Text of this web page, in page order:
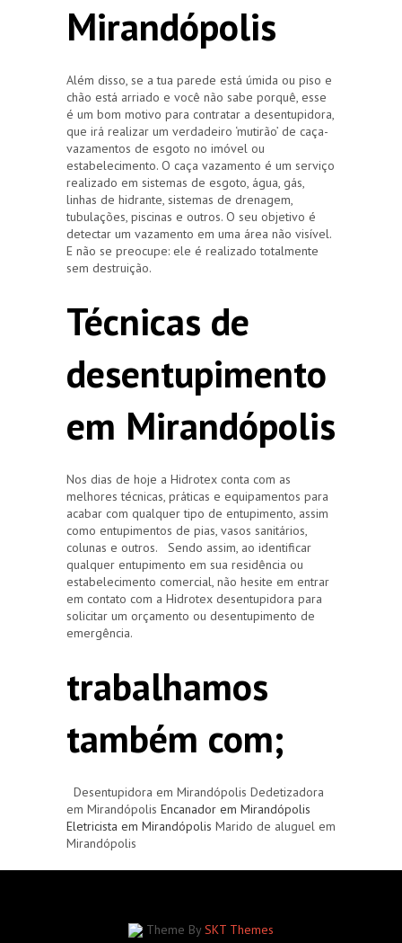
Mirandópolis
Além disso, se a tua parede está úmida ou piso e
chão está arriado e você não sabe porquê, esse
é um bom motivo para contratar a desentupidora,
que irá realizar um verdadeiro ‘mutirão’ de caça-
vazamentos de esgoto no imóvel ou
estabelecimento. O caça vazamento é um serviço
realizado em sistemas de esgoto, água, gás,
linhas de hidrante, sistemas de drenagem,
tubulações, piscinas e outros. O seu objetivo é
detectar um vazamento em uma área não visível.
E não se preocupe: ele é realizado totalmente
sem destruição.
Técnicas de
desentupimento
em Mirandópolis
Nos dias de hoje a Hidrotex conta com as
melhores técnicas, práticas e equipamentos para
acabar com qualquer tipo de entupimento, assim
como entupimentos de pias, vasos sanitários,
colunas e outros. Sendo assim, ao identificar
qualquer entupimento em sua residência ou
estabelecimento comercial, não hesite em entrar
em contato com a Hidrotex desentupidora para
solicitar um orçamento ou desentupimento de
emergência.
trabalhamos
também com;
Desentupidora em Mirandópolis Dedetizadora
em Mirandópolis Encanador em Mirandópolis
Eletricista em Mirandópolis Marido de aluguel em
Mirandópolis
Theme By SKT Themes